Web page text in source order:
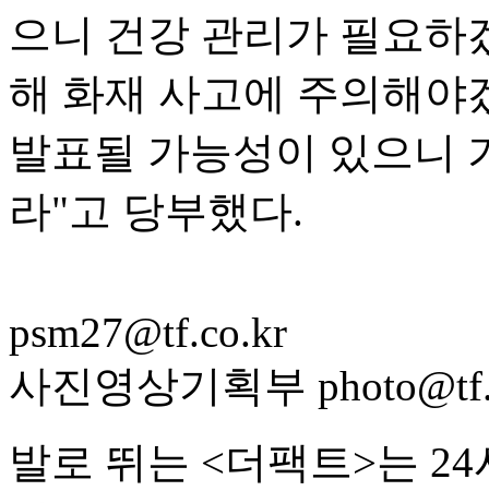
으니 건강 관리가 필요하
해 화재 사고에 주의해
발표될 가능성이 있으니
라"고 당부했다.
psm27@tf.co.kr
사진영상기획부
발로 뛰는 <더팩트>는